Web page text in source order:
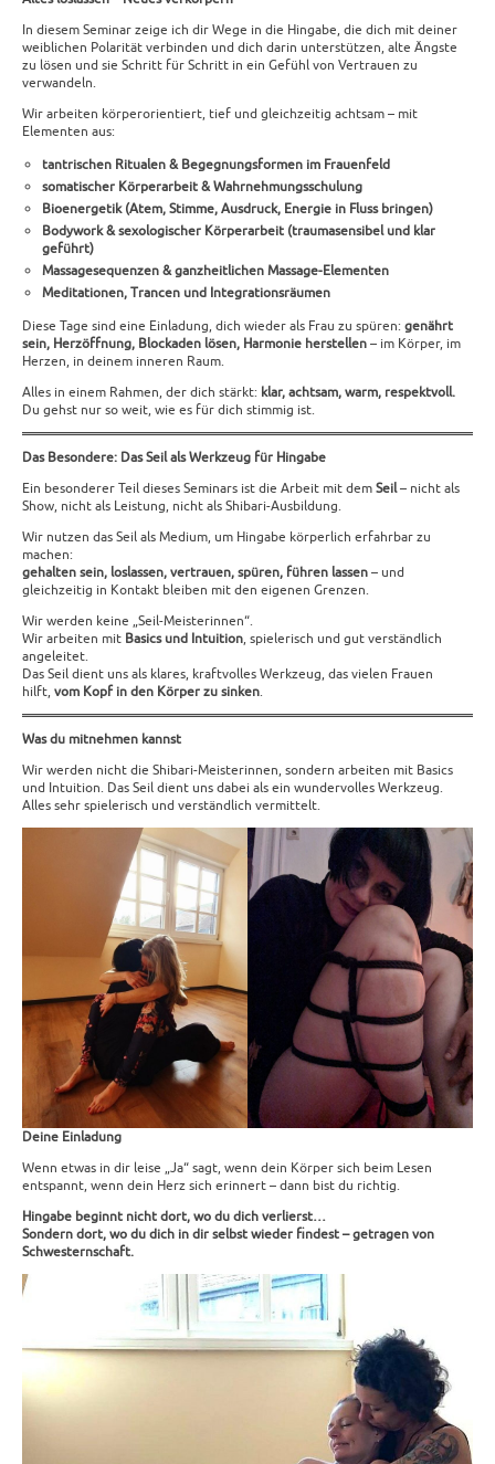
In diesem Seminar zeige ich dir Wege in die Hingabe, die dich mit deiner
weiblichen Polarität verbinden und dich darin unterstützen, alte Ängste
zu lösen und sie Schritt für Schritt in ein Gefühl von Vertrauen zu
verwandeln.
Wir arbeiten körperorientiert, tief und gleichzeitig achtsam – mit
Elementen aus:
tantrischen Ritualen & Begegnungsformen im Frauenfeld
somatischer Körperarbeit & Wahrnehmungsschulung
Bioenergetik (Atem, Stimme, Ausdruck, Energie in Fluss bringen)
Bodywork & sexologischer Körperarbeit (traumasensibel und klar
geführt)
Massagesequenzen & ganzheitlichen Massage-Elementen
Meditationen, Trancen und Integrationsräumen
Diese Tage sind eine Einladung, dich wieder als Frau zu spüren: genährt
sein, Herzöffnung, Blockaden lösen, Harmonie herstellen– im Körper, im
Herzen, in deinem inneren Raum.
Alles in einem Rahmen, der dich stärkt: klar, achtsam, warm, respektvoll.
Du gehst nur so weit, wie es für dich stimmig ist.
Das Besondere: Das Seil als Werkzeug für Hingabe
Ein besonderer Teil dieses Seminars ist die Arbeit mit demSeil– nicht als
Show, nicht als Leistung, nicht als Shibari-Ausbildung.
Wir nutzen das Seil als Medium, um Hingabe körperlich erfahrbar zu
machen:
gehalten sein, loslassen, vertrauen, spüren, führen lassen– und
gleichzeitig in Kontakt bleiben mit den eigenen Grenzen.
Wir werden keine „Seil-Meisterinnen“.
Wir arbeiten mit Basics und Intuition, spielerisch und gut verständlich
angeleitet.
Das Seil dient uns als klares, kraftvolles Werkzeug, das vielen Frauen
hilft, vom Kopf in den Körper zu sinken.
Was du mitnehmen kannst
Wir werden nicht die Shibari-Meisterinnen, sondern arbeiten mit Basics
und Intuition. Das Seil dient uns dabei als ein wundervolles Werkzeug.
Alles sehr spielerisch und verständlich vermittelt.
Deine Einladung
Wenn etwas in dir leise „Ja“ sagt, wenn dein Körper sich beim Lesen
entspannt, wenn dein Herz sich erinnert – dann bist du richtig.
Hingabe beginnt nicht dort, wo du dich verlierst…
Sondern dort, wo du dich in dir selbst wieder findest – getragen von
Schwesternschaft.